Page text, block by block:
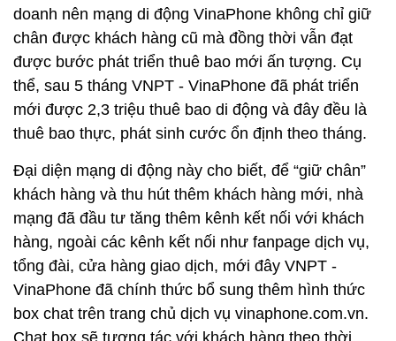
doanh nên mạng di động VinaPhone không chỉ giữ
chân được khách hàng cũ mà đồng thời vẫn đạt
được bước phát triển thuê bao mới ấn tượng. Cụ
thể, sau 5 tháng VNPT - VinaPhone đã phát triển
mới được 2,3 triệu thuê bao di động và đây đều là
thuê bao thực, phát sinh cước ổn định theo tháng.
Đại diện mạng di động này cho biết, để “giữ chân”
khách hàng và thu hút thêm khách hàng mới, nhà
mạng đã đầu tư tăng thêm kênh kết nối với khách
hàng, ngoài các kênh kết nối như fanpage dịch vụ,
tổng đài, cửa hàng giao dịch, mới đây VNPT -
VinaPhone đã chính thức bổ sung thêm hình thức
box chat trên trang chủ dịch vụ vinaphone.com.vn.
Chat box sẽ tương tác với khách hàng theo thời